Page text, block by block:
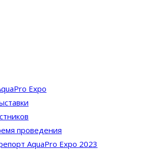
Expo
проведения
AquaPro Expo 2023